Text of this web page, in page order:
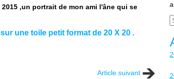
,un portrait de mon ami l'âne qui se
une toile petit format de 20 X 20 .
Article suivant